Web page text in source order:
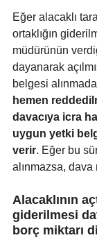
Eğer alacaklı
ortaklığın
müdürünün
dayanarak
belgesi
hemen
davacıya icra
uygun yetki
verir. Eğer bu
alınmazsa, dava
Alacaklının
giderilmesi
borç miktarı